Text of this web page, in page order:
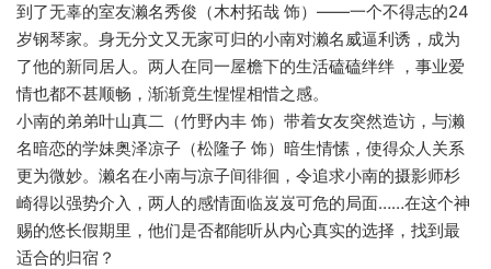
到了无辜的室友濑名秀俊（木村拓哉 饰）——一个不得志的24
岁钢琴家。身无分文又无家可归的小南对濑名威逼利诱，成为
了他的新同居人。两人在同一屋檐下的生活磕磕绊绊 ，事业爱
情也都不甚顺畅，渐渐竟生惺惺相惜之感。
小南的弟弟叶山真二（竹野内丰 饰）带着女友突然造访，与濑
名暗恋的学妹奥泽凉子（松隆子 饰）暗生情愫，使得众人关系
更为微妙。濑名在小南与凉子间徘徊，令追求小南的摄影师杉
崎得以强势介入，两人的感情面临岌岌可危的局面……在这个神
赐的悠长假期里，他们是否都能听从内心真实的选择，找到最
适合的归宿？